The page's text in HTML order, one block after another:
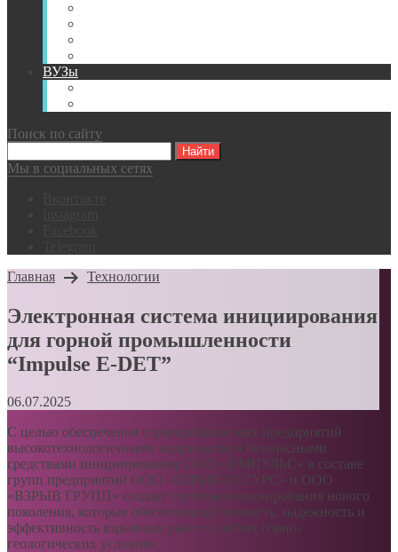
ВУЗы
Поиск по сайту
Мы в социальных сетях
Главная
Технологии
Электронная система инициирования
для горной промышленности
“Impulse E-DET”
06.07.2025
С целью обеспечения горнодобывающих предприятий
высокотехнологичными надежными и безопасными
средствами инициирования, ООО «ИМПУЛЬС» в составе
групп предприятий ООО «ВЗРЫВ-РЕСУРС» и ООО
«ВЗРЫВ ГРУПП» создает системы инициирования нового
поколения, которые обеспечивают точность, надежность и
эффективность взрывных работ в любых горно-
геологических условиях